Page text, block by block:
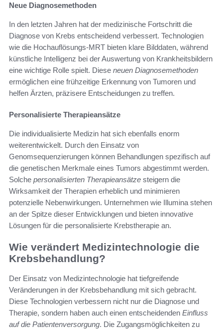
Neue Diagnosemethoden
In den letzten Jahren hat der medizinische Fortschritt die
Diagnose von Krebs entscheidend verbessert. Technologien
wie die Hochauflösungs-MRT bieten klare Bilddaten, während
künstliche Intelligenz bei der Auswertung von Krankheitsbildern
eine wichtige Rolle spielt. Diese neuen Diagnosemethoden
ermöglichen eine frühzeitige Erkennung von Tumoren und
helfen Ärzten, präzisere Entscheidungen zu treffen.
Personalisierte Therapieansätze
Die individualisierte Medizin hat sich ebenfalls enorm
weiterentwickelt. Durch den Einsatz von
Genomsequenzierungen können Behandlungen spezifisch auf
die genetischen Merkmale eines Tumors abgestimmt werden.
Solche personalisierten Therapieansätze steigern die
Wirksamkeit der Therapien erheblich und minimieren
potenzielle Nebenwirkungen. Unternehmen wie Illumina stehen
an der Spitze dieser Entwicklungen und bieten innovative
Lösungen für die personalisierte Krebstherapie an.
Wie verändert Medizintechnologie die
Krebsbehandlung?
Der Einsatz von Medizintechnologie hat tiefgreifende
Veränderungen in der Krebsbehandlung mit sich gebracht.
Diese Technologien verbessern nicht nur die Diagnose und
Therapie, sondern haben auch einen entscheidenden Einfluss
auf die Patientenversorgung. Die Zugangsmöglichkeiten zu